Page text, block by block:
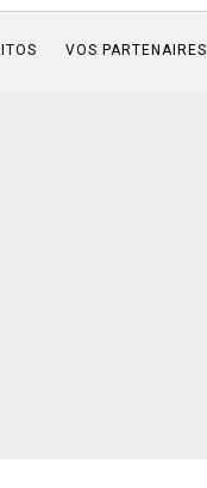
VOS PARTENAIRES